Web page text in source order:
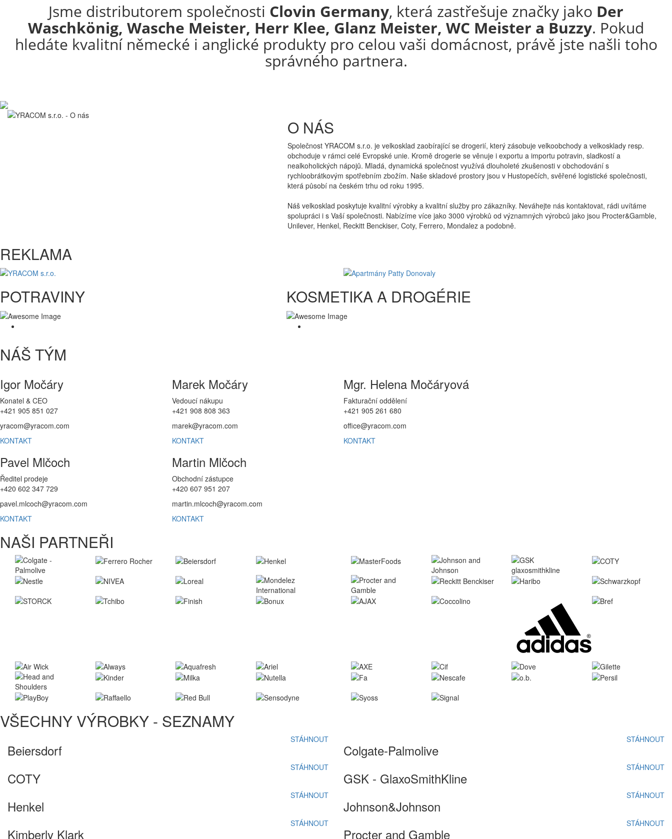
Jsme distributorem společnosti Clovin Germany, která zastřešuje značky jako Der
Waschkönig, Wasche Meister, Herr Klee, Glanz Meister, WC Meister a Buzzy. Pokud
hledáte kvalitní německé i anglické produkty pro celou vaši domácnost, právě jste našli toho
správného partnera.
O NÁS
Společnost YRACOM s.r.o. je velkosklad zaobírající se drogerií, který zásobuje velkoobchody a velkosklady resp.
obchoduje v rámci celé Evropské unie. Kromě drogerie se věnuje i exportu a importu potravin, sladkostí a
nealkoholických nápojů. Mladá, dynamická společnost využívá dlouholeté zkušenosti v obchodování s
rychloobrátkovým spotřebním zbožím. Naše skladové prostory jsou v Hustopečích, svěřené logistické společnosti,
která působí na českém trhu od roku 1995.
Náš velkosklad poskytuje kvalitní výrobky a kvalitní služby pro zákazníky. Neváhejte nás kontaktovat, rádi uvítáme
spolupráci i s Vaší společnosti. Nabízíme více jako 3000 výrobků od významných výrobců jako jsou Procter&Gamble,
Unilever, Henkel, Reckitt Benckiser, Coty, Ferrero, Mondalez a podobně.
REKLAMA
POTRAVINY
KOSMETIKA A DROGÉRIE
NÁŠ TÝM
Igor Močáry
Konatel & CEO
+421 905 851 027
yracom@yracom.com
KONTAKT
Marek Močáry
Vedoucí nákupu
+421 908 808 363
marek@yracom.com
KONTAKT
Mgr. Helena Močáryová
Fakturační oddělení
+421 905 261 680
office@yracom.com
KONTAKT
Pavel Mlčoch
Ředitel prodeje
+420 602 347 729
pavel.mlcoch@yracom.com
KONTAKT
Martin Mlčoch
Obchodní zástupce
+420 607 951 207
martin.mlcoch@yracom.com
KONTAKT
NAŠI PARTNEŘI
VŠECHNY VÝROBKY - SEZNAMY
Beiersdorf
STÁHNOUT
Colgate-Palmolive
STÁHNOUT
COTY
STÁHNOUT
GSK - GlaxoSmithKline
STÁHNOUT
Henkel
STÁHNOUT
Johnson&Johnson
STÁHNOUT
Kimberly Klark
STÁHNOUT
Procter and Gamble
STÁHNOUT